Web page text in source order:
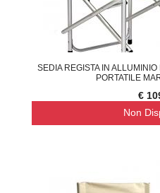
SEDIA REGISTA IN
PORTATILE
€
Non